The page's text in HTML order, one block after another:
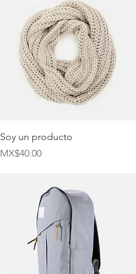
Quick View
Soy un producto
Price
MX$40.00